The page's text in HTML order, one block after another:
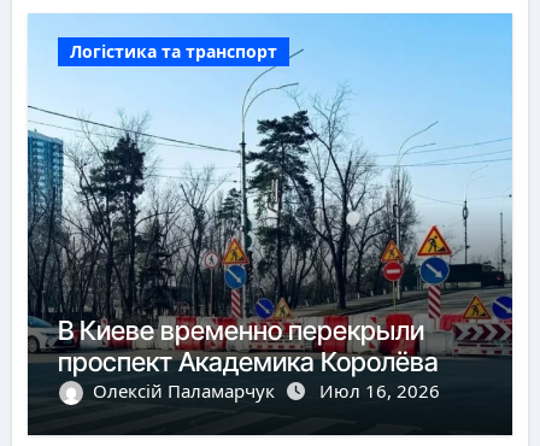
Логістика та транспорт
В Киеве временно перекрыли
проспект Академика Королёва
Олексій Паламарчук Июл 16, 2026